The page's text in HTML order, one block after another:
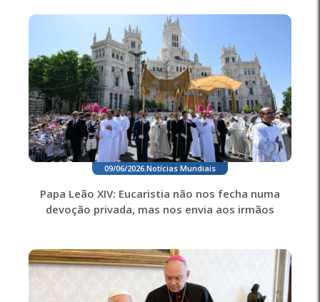
09/06/2026 Notícias Mundiais
Papa Leão XIV: Eucaristia não nos fecha numa
devoção privada, mas nos envia aos irmãos